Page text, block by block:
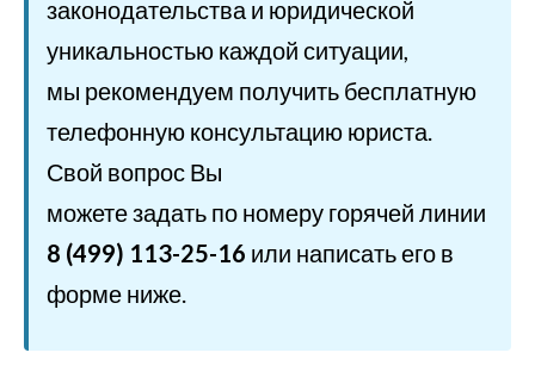
законодательства и юридической
уникальностью каждой ситуации,
мы рекомендуем получить бесплатную
телефонную консультацию юриста.
Свой вопрос Вы
можете задать по номеру горячей линии
8 (499) 113-25-16 или написать его в
форме ниже.